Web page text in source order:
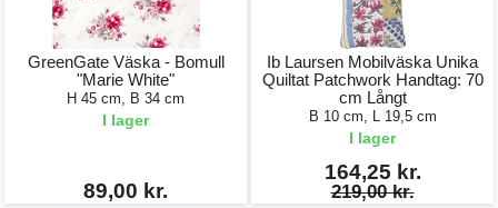
GreenGate Väska - Bomull
"Marie White"
H 45 cm, B 34 cm
I lager
89,00 kr.
Ib Laursen Mobilväska Unika
Quiltat Patchwork Handtag: 70
cm Långt
B 10 cm, L 19,5 cm
I lager
164,25 kr.
219,00 kr.